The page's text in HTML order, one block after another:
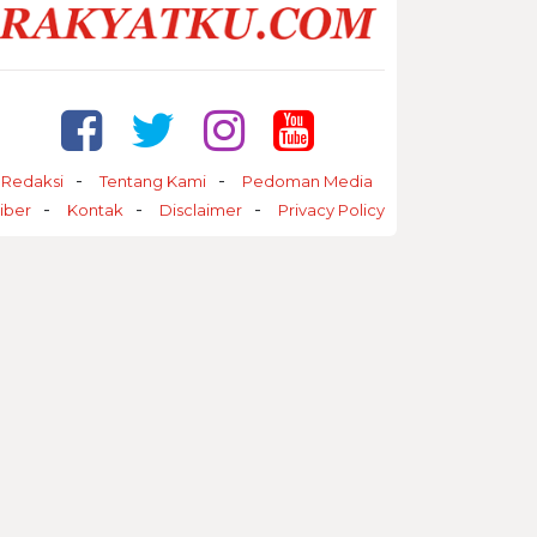
Redaksi Tentang Kami
Pedoman Media
Kontak Disclaimer Privacy Policy